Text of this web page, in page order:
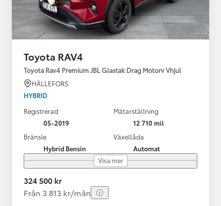
Toyota RAV4
Toyota Rav4 Premium JBL Glastak Drag Motorv Vhjul
HÄLLEFORS
HYBRID
Registrerad
05-2019
Mätarställning
12 710 mil
Bränsle
Hybrid Bensin
Växellåda
Automat
Visa mer
324 500 kr
Från 3 813 kr/mån